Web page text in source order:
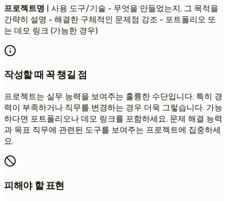
프로젝트명 | 사용 도구/기술 - 무엇을 만들었는지, 그 목적을
간략히 설명 - 해결한 구체적인 문제점 강조 - 포트폴리오 또
는 데모 링크 (가능한 경우)
작성할 때 꼭 챙길 점
프로젝트는 실무 능력을 보여주는 훌륭한 수단입니다. 특히 경
력이 부족하거나 직무를 변경하는 경우 더욱 그렇습니다. 가능
하다면 포트폴리오나 데모 링크를 포함하세요. 문제 해결 능력
과 목표 직무에 관련된 도구를 보여주는 프로젝트에 집중하세
요.
피해야 할 표현